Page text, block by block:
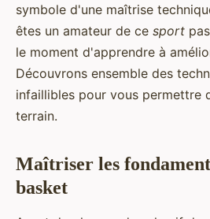
symbole d'une maîtrise
êtes un amateur de ce sport
le moment d'apprendre à
Découvrons ensemble des
infaillibles pour vous permettre
terrain.
Maîtriser les
basket